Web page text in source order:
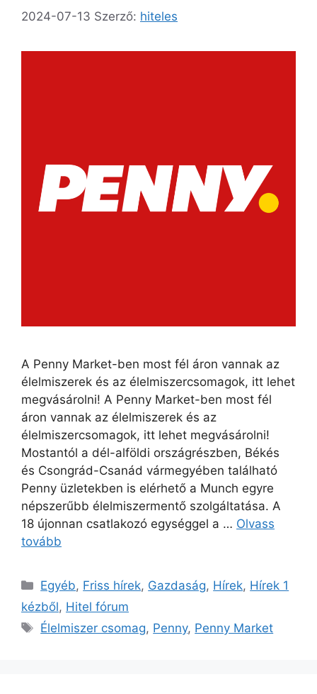
2024-07-13 Szerző: hiteles
A Penny Market-ben most fél áron vannak az
élelmiszerek és az élelmiszercsomagok, itt lehet
megvásárolni! A Penny Market-ben most fél
áron vannak az élelmiszerek és az
élelmiszercsomagok, itt lehet megvásárolni!
Mostantól a dél-alföldi országrészben, Békés
és Csongrád-Csanád vármegyében található
Penny üzletekben is elérhető a Munch egyre
népszerűbb élelmiszermentő szolgáltatása. A
18 újonnan csatlakozó egységgel a … Olvass
tovább
Kategória
Egyéb, Friss hírek, Gazdaság, Hírek, Hírek 1
kézből, Hitel fórum
Címkék
Élelmiszer csomag, Penny, Penny Market